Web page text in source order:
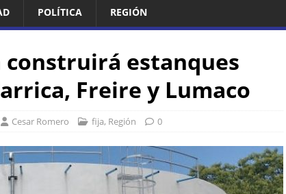
POLÍTICA REGIÓN
construirá estanques
Freire y Lumaco
Cesar Romero fija, Región 0